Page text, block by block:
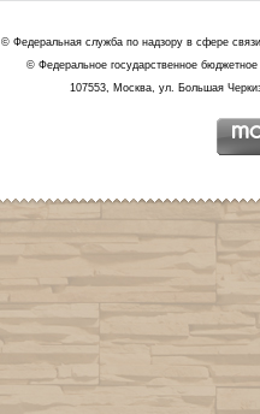
© Федеральная служба по надзору в сфере
© Федеральное государственное
107553, Москва, ул. Большая